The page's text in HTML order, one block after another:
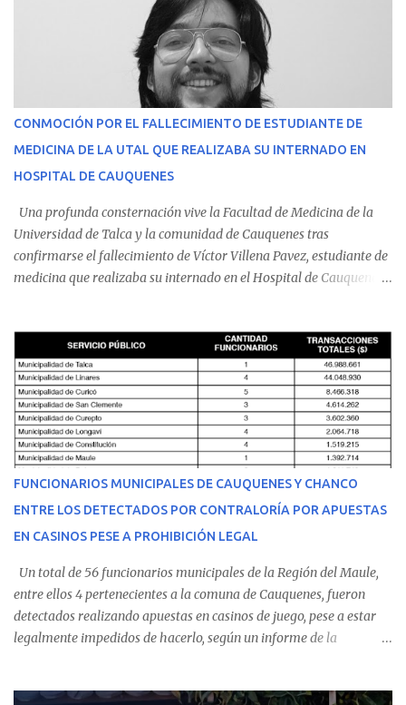
CONMOCIÓN POR EL FALLECIMIENTO DE ESTUDIANTE DE
MEDICINA DE LA UTAL QUE REALIZABA SU INTERNADO EN
HOSPITAL DE CAUQUENES
Una profunda consternación vive la Facultad de Medicina de la
Universidad de Talca y la comunidad de Cauquenes tras
confirmarse el fallecimiento de Víctor Villena Pavez, estudiante de
medicina que realizaba su internado en el Hospital de Cauquenes.
malestares físicos. Dada la complejidad de su estado de salud, el
equipo médico determinó su traslado de urgencia al Hospital
Regional de Talca y dado la urgencia la ambulancia partió hacia
Talca con escolta de Carabineros. En medio del traslado, el
estudiante de medicina de 25 años, se agravó y pese a los esfuerzos
del personal de emergencia terminó falleciendo, sin alcanzar a
recibir atención especializada en el centro de destino. Apenas se
conoció la gravedad de su condición, sus padres —residentes en
Villarrica— se trasladaron a Cauquenes con la esperanza de una
evolución favorable. No obstante, alrededo...
FUNCIONARIOS MUNICIPALES DE CAUQUENES Y CHANCO
ENTRE LOS DETECTADOS POR CONTRALORÍA POR APUESTAS
EN CASINOS PESE A PROHIBICIÓN LEGAL
Un total de 56 funcionarios municipales de la Región del Maule,
entre ellos 4 pertenecientes a la comuna de Cauquenes, fueron
detectados realizando apuestas en casinos de juego, pese a estar
legalmente impedidos de hacerlo, según un informe de la